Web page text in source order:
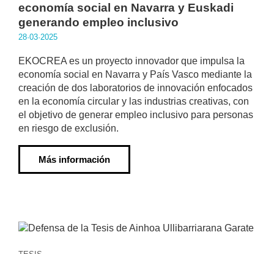
economía social en Navarra y Euskadi
generando empleo inclusivo
28·03·2025
EKOCREA es un proyecto innovador que impulsa la
economía social en Navarra y País Vasco mediante la
creación de dos laboratorios de innovación enfocados
en la economía circular y las industrias creativas, con
el objetivo de generar empleo inclusivo para personas
en riesgo de exclusión.
Más información